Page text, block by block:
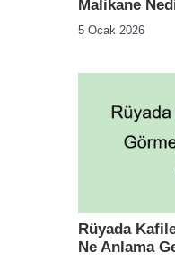
Malikane
5 Ocak 2026
Rüyada
Ne Anlama